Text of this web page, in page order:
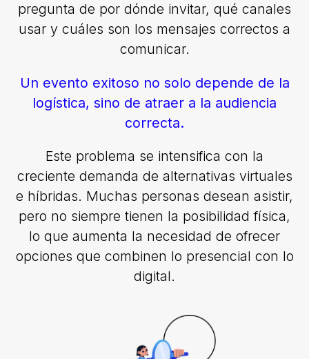
pregunta de por dónde invitar, qué canales
usar y cuáles son los mensajes correctos a
comunicar.
Un evento exitoso no solo depende de la
logística, sino de atraer a la audiencia
correcta.
Este problema se intensifica con la
creciente demanda de alternativas virtuales
e híbridas. Muchas personas desean asistir,
pero no siempre tienen la posibilidad física,
lo que aumenta la necesidad de ofrecer
opciones que combinen lo presencial con lo
digital.